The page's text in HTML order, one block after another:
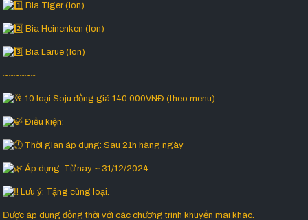
Bia Tiger (lon)
Bia Heinenken (lon)
Bia Larue (lon)
~~~~~~
10 loại Soju đồng giá 140.000VNĐ (theo menu)
Điều kiện:
Thời gian áp dụng: Sau 21h hàng ngày
Áp dụng: Từ nay ~ 31/12/2024
Lưu ý: Tặng cùng loại.
Được áp dụng đồng thời với các chương trình khuyến mãi khác.